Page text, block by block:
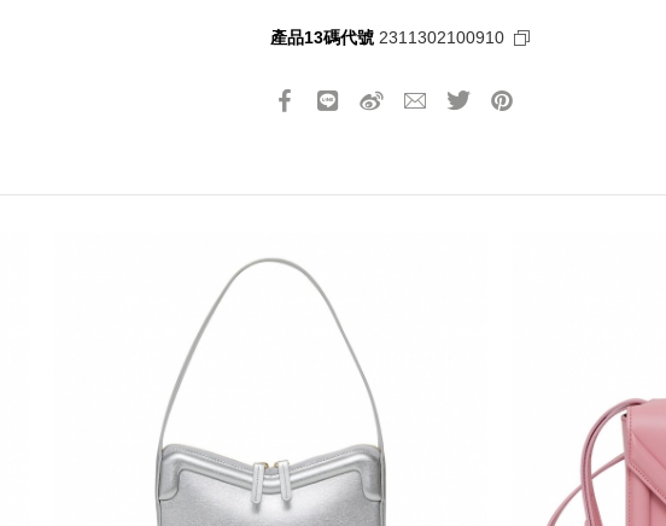
請選擇您的搭機地點
桃園國際機場(TPE)
臺北松山機場(TSA)
臺中國際機場(RMQ)
高雄國際機場(KHH)
您必須登入才有辦法使用喜愛清單！
所有活動皆訂單成立時間為準，贈品皆為數量有限
所有活動皆不可不同訂單相互累計
產品13碼代號 2311302100910